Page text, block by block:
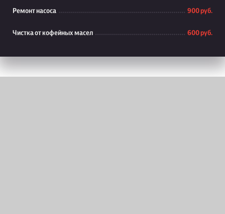
Ремонт насоса 900 руб.
Чистка от кофейных масел 600 руб.